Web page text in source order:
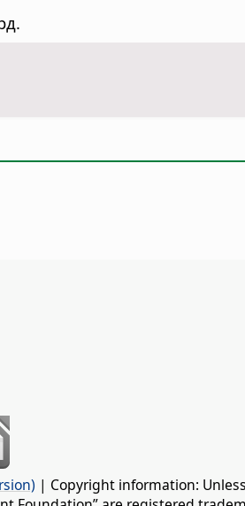
| Copyright information: